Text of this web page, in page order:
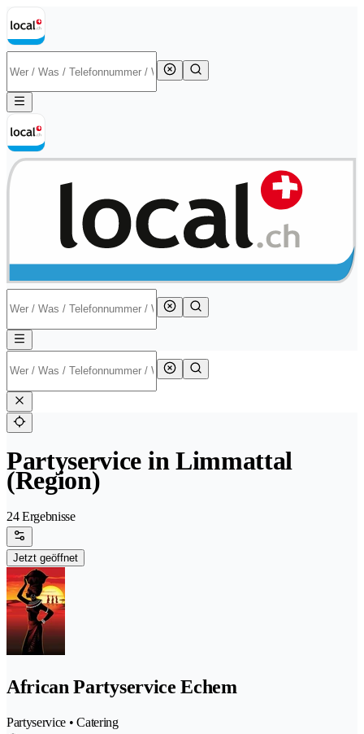
Partyservice in Limmattal
(Region)
24 Ergebnisse
Jetzt geöffnet
African Partyservice Echem
Partyservice • Catering